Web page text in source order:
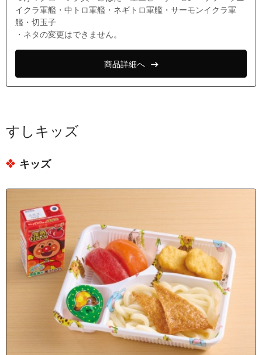
イクラ軍艦・中トロ軍艦・ネギトロ軍艦・サーモンイクラ軍
艦・切玉子
・ネタの変更はできません。
商品詳細へ
すしキッズ
キッズ